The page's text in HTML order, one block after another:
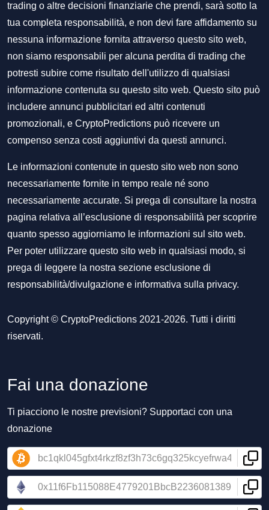
trading o altre decisioni finanziarie che prendi, sarà sotto la
tua completa responsabilità, e non devi fare affidamento su
nessuna informazione fornita attraverso questo sito web,
non siamo responsabili per alcuna perdita di trading che
potresti subire come risultato dell'utilizzo di qualsiasi
informazione contenuta su questo sito web. Questo sito può
includere annunci pubblicitari ed altri contenuti
promozionali, e CryptoPredictions può ricevere un
compenso senza costi aggiuntivi da questi annunci.
Le informazioni contenute in questo sito web non sono
necessariamente fornite in tempo reale né sono
necessariamente accurate. Si prega di consultare la nostra
pagina relativa all’esclusione di responsabilità per scoprire
quanto spesso aggiorniamo le informazioni sul sito web.
Per poter utilizzare questo sito web in qualsiasi modo, si
prega di leggere la nostra sezione esclusione di
responsabilità/divulgazione e informativa sulla privacy.
Copyright © CryptoPredictions 2021-2026. Tutti i diritti
riservati.
Fai una donazione
Ti piacciono le nostre previsioni? Supportaci con una
donazione